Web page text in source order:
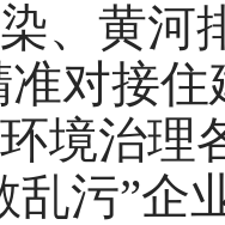
、黄河
准对接
境治理
乱污”企